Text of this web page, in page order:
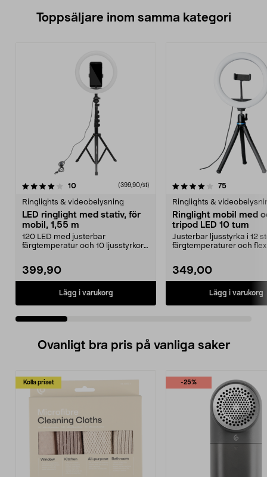
Toppsäljare inom samma kategori
10recensioner (399,90/st)
Ringlights & videobelysning
LED ringlight med stativ, för
mobil, 1,55 m
120 LED med justerbar
färgtemperatur och 10 ljusstyrkor
399,90
Lägg i varukorg
4.0 av 5 stjärnor 75recensioner
Ringlights &
Ringlight mobil med
tripod LED 10 tum
Justerbar ljusstyrka i 12
färgtemperaturer och
349,00
Lägg i varukorg
5.0 av 5 stjärnor
Ovanligt bra pris på vanliga saker
Kolla priset -25%